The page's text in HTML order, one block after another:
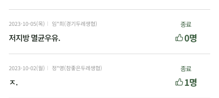
2023-10-05(목) 임*희(경기두레생협)
저지방 멸균우유.
종료
0명
2023-10-02(월) 정*영(참좋은두레생협)
ㅈ.
종료
1명